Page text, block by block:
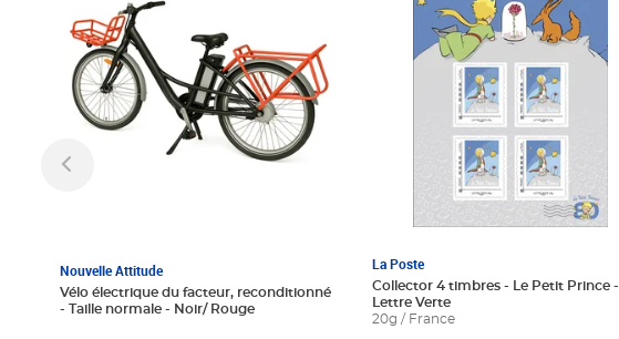
Nouvelle Attitude
Vélo électrique du facteur, reconditionné
- Taille normale - Noir/ Rouge
La Poste
Collector 4 timbres - Le Petit Prince -
Lettre Verte
20g / France